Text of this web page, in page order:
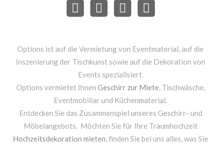
Options ist auf die Vermietung von Eventmaterial, auf die
Inszenierung der Tischkunst sowie auf die Dekoration von
Events spezialisiert.
Options vermietet Ihnen Geschirr zur Miete, Tischwäsche,
Eventmobiliar und Küchenmaterial.
Entdecken Sie das Zusammenspiel unseres Geschirr- und
Möbelangebots. Möchten Sie für Ihre Traumhochzeit
Hochzeitsdekoration mieten, finden Sie bei uns alles, was Sie